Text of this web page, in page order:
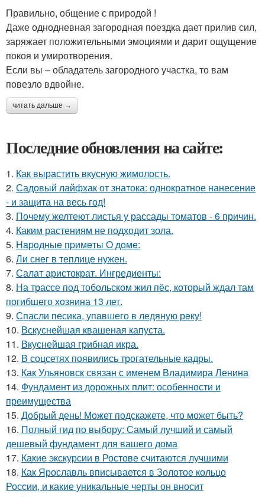
Правильно, общение с природой !
Даже однодневная загородная поездка дает прилив сил,
заряжает положительными эмоциями и дарит ощущение
покоя и умиротворения.
Если вы – обладатель загородного участка, то вам
повезло вдвойне.
читать дальше →
Последние обновления на сайте:
1. Как вырастить вкусную жимолость.
2. Садовый лайфхак от знатока: однократное нанесение
- и защита на весь год!
3. Почему желтеют листья у рассады томатов - 6 причин.
4. Каким растениям не подходит зола.
5. Нapoдныe пpимeты O дoмe:
6. Ли снег в теплице нужен.
7. Салат аристократ. Ингредиенты:
8. На трассе под тобольском жил пёс, который ждал там
погибшего хозяина 13 лет.
9. Спасли песика, упaвшего в ледяную рeку!
10. Вскуснейшая квашеная капуста.
11. Вкуснейшая грибная икра.
12. В соцсетях появились трогательные кадры.
13. Как Ульяновск связан с именем Владимира Ленина
14. Фундамент из дорожных плит: особенности и
преимущества
15. Добрый день! Может подскажете, что может быть?
16. Полный гид по выбору: Самый лучший и самый
дешевый фундамент для вашего дома
17. Какие экскурсии в Ростове считаются лучшими
18. Как Ярославль вписывается в Золотое кольцо
России, и какие уникальные черты он вносит